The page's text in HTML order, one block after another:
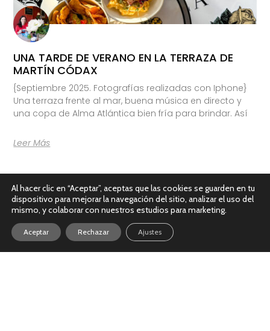
UNA TARDE DE VERANO EN LA TERRAZA DE
MARTÍN CÓDAX
{Septiembre 2025. Fotografías realizadas con Iphone}
Una terraza frente al mar, buena música en directo y
una copa de Alma Atlántica bien fría para brindar. Así
Leer Más
Al hacer clic en “Aceptar”, aceptas que las cookies se guarden en tu
dispositivo para mejorar la navegación del sitio, analizar el uso del
mismo, y colaborar con nuestros estudios para marketing.
Aceptar Rechazar Ajustes